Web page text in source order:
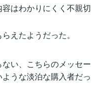
はわかりにくく不親切
えたようだった。
い、こちらのメッセー
うな淡泊な購入者だっ